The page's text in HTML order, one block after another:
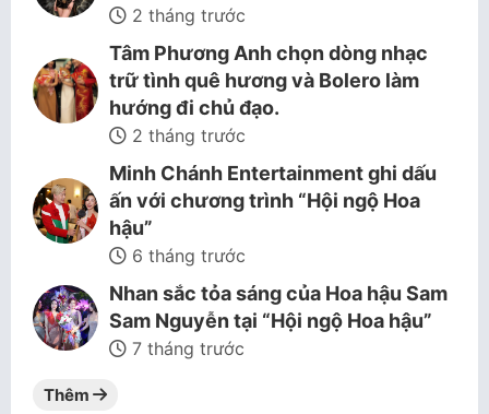
2 tháng trước
Tâm Phương Anh chọn dòng nhạc
trữ tình quê hương và Bolero làm
hướng đi chủ đạo.
2 tháng trước
Minh Chánh Entertainment ghi dấu
ấn với chương trình “Hội ngộ Hoa
hậu”
6 tháng trước
Nhan sắc tỏa sáng của Hoa hậu Sam
Sam Nguyễn tại “Hội ngộ Hoa hậu”
7 tháng trước
Thêm